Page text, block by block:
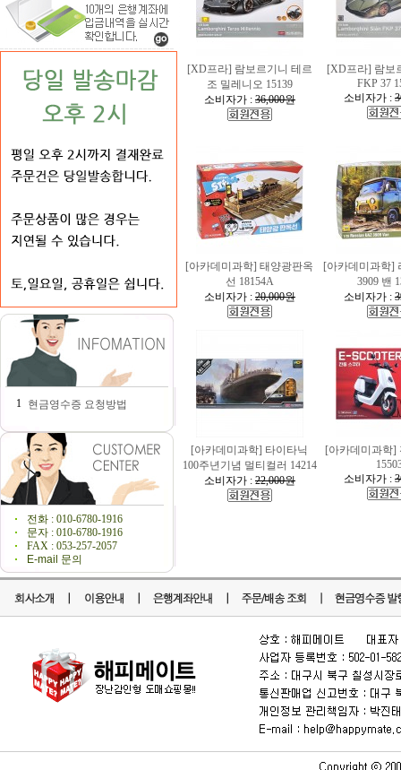
1 현금영수증 요청방법
전화 : 010-6780-1916
문자 : 010-6780-1916
FAX : 053-257-2057
E-mail 문의
[XD프라] 람보르기니 테르
조 밀레니오 15139
소비자가 : 36,000원
[XD프라] 람보
FKP 37
소비자가 :
[아카데미과학] 태양광판옥
선 18154A
소비자가 : 20,000원
[아카데미과학]
3909 밴
소비자가 :
[아카데미과학] 타이타닉
100주년기념 멀티컬러 14214
소비자가 : 22,000원
[아카데미과학]
소비자가 :